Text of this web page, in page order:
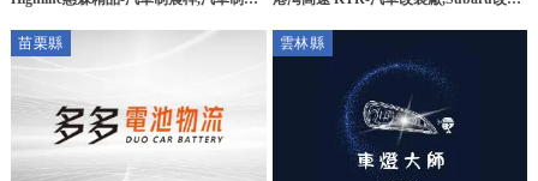
震,
區汽車改裝廠,
苗栗縣 雲林縣